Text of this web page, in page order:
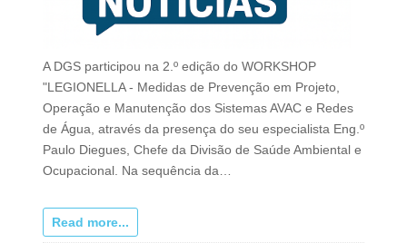
A DGS participou na 2.º edição do WORKSHOP
"LEGIONELLA - Medidas de Prevenção em Projeto,
Operação e Manutenção dos Sistemas AVAC e Redes
de Água, através da presença do seu especialista Eng.º
Paulo Diegues, Chefe da Divisão de Saúde Ambiental e
Ocupacional. Na sequência da…
Read more...